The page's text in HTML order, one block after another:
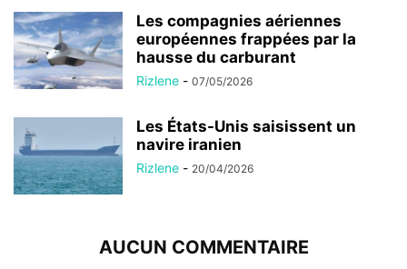
Les compagnies aériennes
européennes frappées par la
hausse du carburant
Rizlene - 07/05/2026
Les États-Unis saisissent un
navire iranien
Rizlene - 20/04/2026
AUCUN COMMENTAIRE